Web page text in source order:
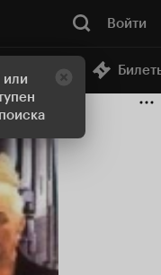
или
Войти
кинотеатр